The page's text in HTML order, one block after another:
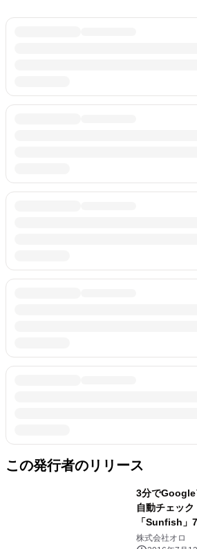
この発行者のリリース
3分でGoogle
自動チェッ
「Sunfish」
株式会社オロ